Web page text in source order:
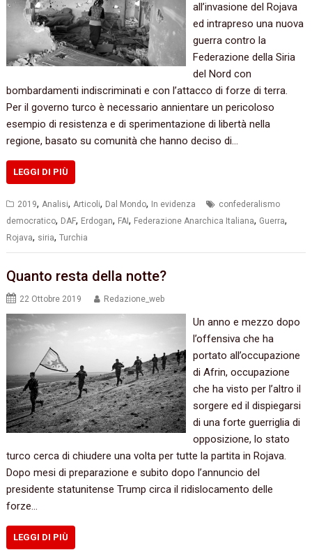
all’invasione del Rojava
ed intrapreso una nuova
guerra contro la
Federazione della Siria
del Nord con
bombardamenti indiscriminati e con l’attacco di forze di terra.
Per il governo turco è necessario annientare un pericoloso
esempio di resistenza e di sperimentazione di libertà nella
regione, basato su comunità che hanno deciso di…
LEGGI DI PIÙ
2019,Analisi,Articoli, Dal Mondo, In evidenza
confederalismo
democratico, DAF, Erdogan, FAI, Federazione Anarchica Italiana, Guerra,
Rojava, siria,Turchia
Quanto resta della notte?
22 Ottobre 2019 Redazione_web
Un anno e mezzo dopo
l’offensiva che ha
portato all’occupazione
di Afrin, occupazione
che ha visto per l’altro il
sorgere ed il dispiegarsi
di una forte guerriglia di
opposizione, lo stato
turco cerca di chiudere una volta per tutte la partita in Rojava.
Dopo mesi di preparazione e subito dopo l’annuncio del
presidente statunitense Trump circa il ridislocamento delle
forze…
LEGGI DI PIÙ